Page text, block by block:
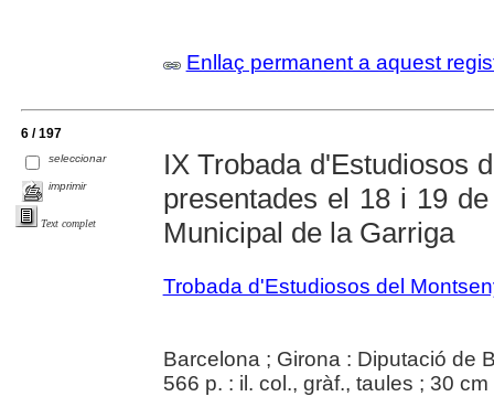
Enllaç permanent a aquest
6 / 197
seleccionar
imprimir
Text complet
IX Trobada d'Estudiosos
presentades el 18 i 19
Municipal de la Garriga
Trobada d'Estudiosos del
Barcelona ; Girona : Diputació de
566 p. : il. col., gràf., taules ; 30 cm